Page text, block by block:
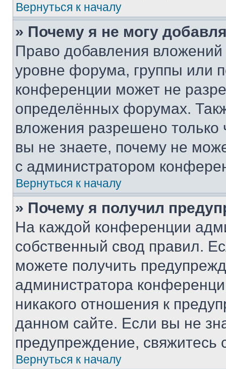
Вернуться к началу
» Почему я не могу
Право добавления
уровне форума, группы или
конференции может не
определённых форумах.
вложения разрешено
вы не знаете, почему не
с администратором
Вернуться к началу
» Почему я получил
На каждой конференции
собственный свод правил.
можете получить
администратора
никакого отношения к
данном сайте. Если вы не
предупреждение,
Вернуться к началу